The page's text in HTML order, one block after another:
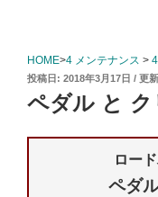
HOME>4 メンテナンス >
投
日:
2018年3月17日
ペダル と
ロー
ペダ